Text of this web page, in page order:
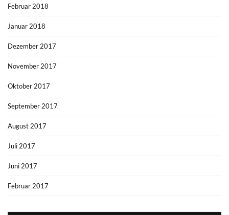
Februar 2018
Januar 2018
Dezember 2017
November 2017
Oktober 2017
September 2017
August 2017
Juli 2017
Juni 2017
Februar 2017